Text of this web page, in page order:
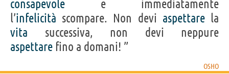
consapevole e immediatamente
l’infelicità scompare. Non devi aspettarela
vita successiva, non devi neppure
aspettare fino a domani! ”
OSHO